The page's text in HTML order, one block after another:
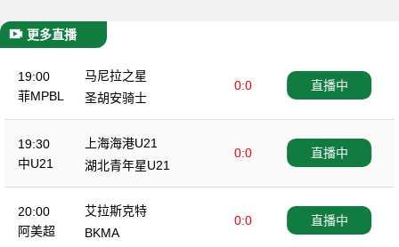
更多直播
19:00
菲MPBL
马尼拉之星
0:0
圣胡安骑士
直播中
19:30
中U21
上海海港U21
0:0
湖北青年星U21
直播中
20:00
阿美超
艾拉斯克特
0:0
BKMA
直播中